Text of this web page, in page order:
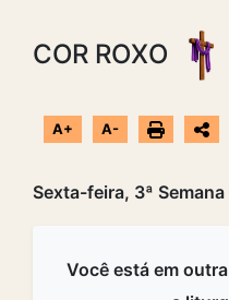
COR ROXO
A+ A-
Sexta-feira, 3ª
Você está em